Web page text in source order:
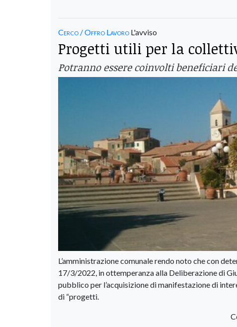
Cerco / Offro Lavoro L'avviso
Progetti utili per la
Potranno essere coinvolti beneficiari
L’amministrazione comunale rendo noto che con
17/3/2022, in ottemperanza alla Deliberazione di
pubblico per l’acquisizione di manifestazione di
di “progetti.